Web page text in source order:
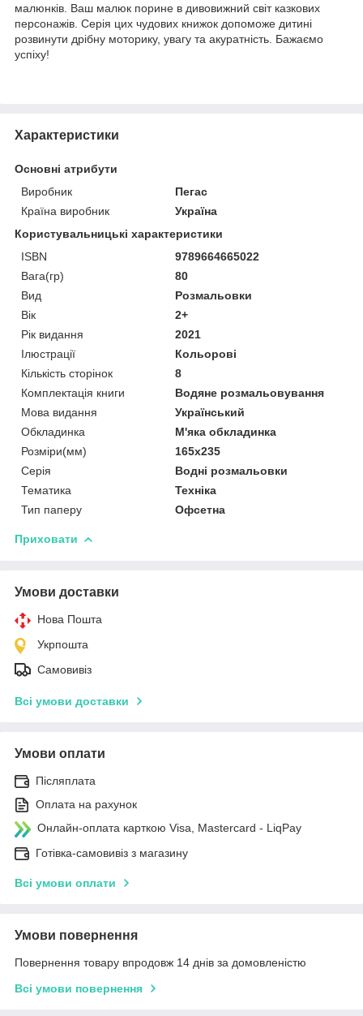
малюнків. Ваш малюк порине в дивовижний світ казкових
персонажів. Серія цих чудових книжок допоможе дитині
розвинути дрібну моторику, увагу та акуратність. Бажаємо
успіху!
Характеристики
Основні атрибути
Виробник
Пегас
Країна виробник
Україна
Користувальницькі характеристики
ISBN
9789664665022
Вага(гр)
80
Вид
Розмальовки
Вік
2+
Рік видання
2021
Ілюстрації
Кольорові
Кількість сторінок
8
Комплектація книги
Водяне розмальовування
Мова видання
Український
Обкладинка
М'яка обкладинка
Розміри(мм)
165х235
Серія
Водні розмальовки
Тематика
Техніка
Тип паперу
Офсетна
Приховати
Умови доставки
Нова Пошта
Укрпошта
Самовивіз
Всі умови доставки
Умови оплати
Післяплата
Оплата на рахунок
Онлайн-оплата карткою Visa, Mastercard - LiqPay
Готівка-самовивіз з магазину
Всі умови оплати
Умови повернення
Повернення товару впродовж 14 днів за домовленістю
Всі умови повернення